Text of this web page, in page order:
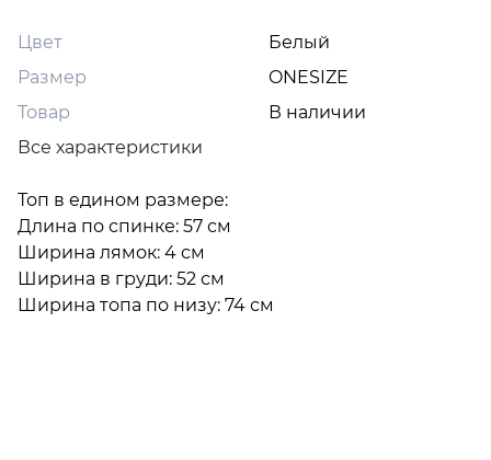
Цвет
Белый
Размер
ONESIZE
Товар
В наличии
Все характеристики
Топ в едином размере:
Длина по спинке: 57 см
Ширина лямок: 4 см
Ширина в груди: 52 см
Ширина топа по низу: 74 см